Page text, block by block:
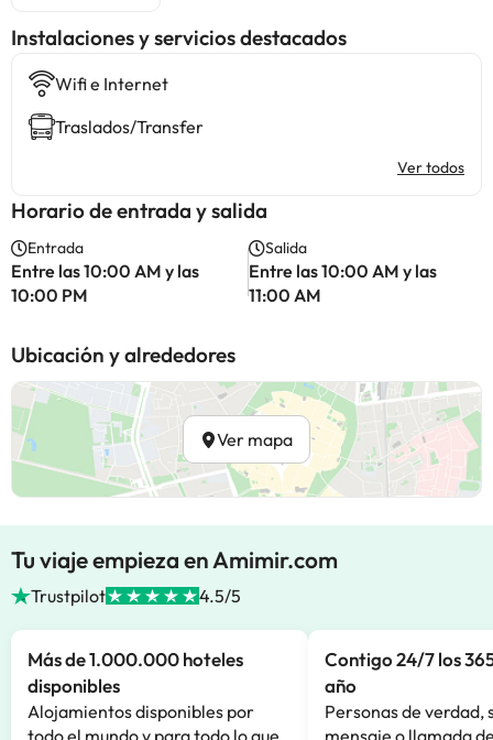
Instalaciones y servicios destacados
Wifi e Internet
Traslados/Transfer
Ver todos
Horario de entrada y salida
Entrada
Entre las 10:00 AM y las
10:00 PM
Salida
Entre las 10:00 AM y las
11:00 AM
Ubicación y alrededores
Ver mapa
Tu viaje empieza en Amimir.com
Trustpilot 4.5/5
Más de 1.000.000 hoteles
disponibles
Alojamientos disponibles por
todo el mundo y para todo lo que
Contigo 24/7 los
año
Personas de verdad,
mensaje o llamada